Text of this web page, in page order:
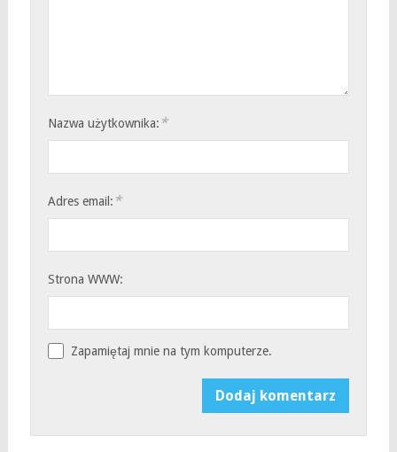
Nazwa użytkownika: *
Adres email: *
Strona WWW:
Zapamiętaj mnie na tym komputerze.